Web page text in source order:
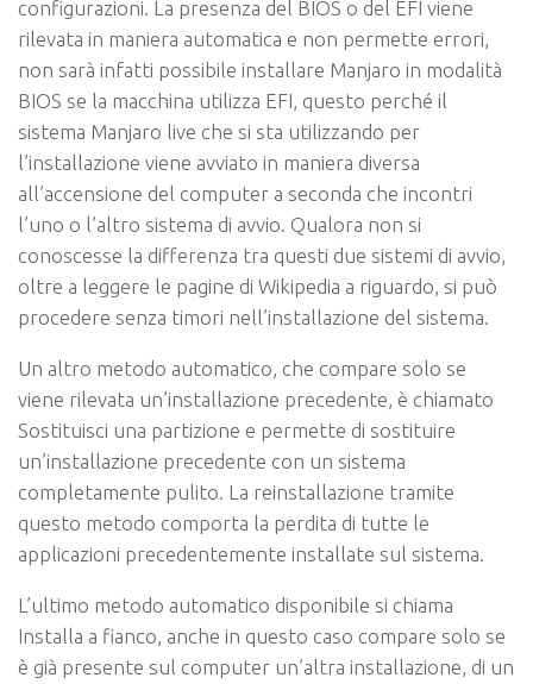
configurazioni. La presenza del BIOS o del EFI viene
rilevata in maniera automatica e non permette errori,
non sarà infatti possibile installare Manjaro in modalità
BIOS se la macchina utilizza EFI, questo perché il
sistema Manjaro live che si sta utilizzando per
l’installazione viene avviato in maniera diversa
all’accensione del computer a seconda che incontri
l’uno o l’altro sistema di avvio. Qualora non si
conoscesse la differenza tra questi due sistemi di avvio,
oltre a leggere le pagine di Wikipedia a riguardo, si può
procedere senza timori nell’installazione del sistema.
Un altro metodo automatico, che compare solo se
viene rilevata un’installazione precedente, è chiamato
Sostituisci una partizione e permette di sostituire
un’installazione precedente con un sistema
completamente pulito. La reinstallazione tramite
questo metodo comporta la perdita di tutte le
applicazioni precedentemente installate sul sistema.
L’ultimo metodo automatico disponibile si chiama
Installa a fianco, anche in questo caso compare solo se
è già presente sul computer un’altra installazione, di un